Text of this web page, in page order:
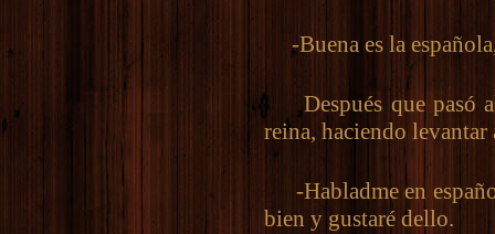
-Buena es la
Después que pasó
reina, haciendo
-Habladme en
bien y gustaré dello.